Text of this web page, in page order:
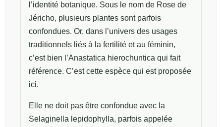
l’identité botanique. Sous le nom de Rose de
Jéricho, plusieurs plantes sont parfois
confondues. Or, dans l’univers des usages
traditionnels liés à la fertilité et au féminin,
c’est bien l’Anastatica hierochuntica qui fait
référence. C’est cette espèce qui est proposée
ici.
Elle ne doit pas être confondue avec la
Selaginella lepidophylla, parfois appelée